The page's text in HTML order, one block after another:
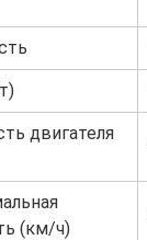
двигателя
(км/ч)